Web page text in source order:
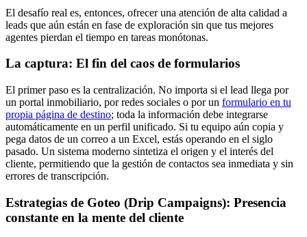
El desafío real es, entonces, ofrecer una atención de alta calidad a
leads que aún están en fase de exploración sin que tus mejores
agentes pierdan el tiempo en tareas monótonas.
La captura: El fin del caos de formularios
El primer paso es la centralización. No importa si el lead llega por
un portal inmobiliario, por redes sociales o por un formulario en tu
propia página de destino; toda la información debe integrarse
automáticamente en un perfil unificado. Si tu equipo aún copia y
pega datos de un correo a un Excel, estás operando en el siglo
pasado. Un sistema moderno sintetiza el origen y el interés del
cliente, permitiendo que la gestión de contactos sea inmediata y sin
errores de transcripción.
Estrategias de Goteo (Drip Campaigns): Presencia
constante en la mente del cliente